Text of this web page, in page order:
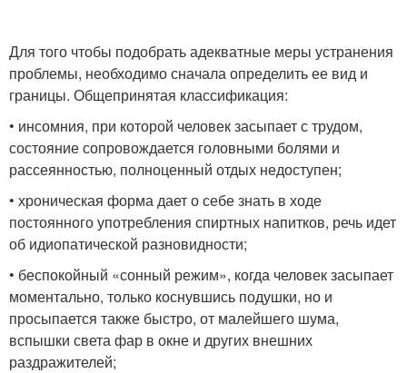
Для того чтобы подобрать адекватные меры устранения
проблемы, необходимо сначала определить ее вид и
границы. Общепринятая классификация:
• инсомния, при которой человек засыпает с трудом,
состояние сопровождается головными болями и
рассеянностью, полноценный отдых недоступен;
• хроническая форма дает о себе знать в ходе
постоянного употребления спиртных напитков, речь идет
об идиопатической разновидности;
• беспокойный «сонный режим», когда человек засыпает
моментально, только коснувшись подушки, но и
просыпается также быстро, от малейшего шума,
вспышки света фар в окне и других внешних
раздражителей;